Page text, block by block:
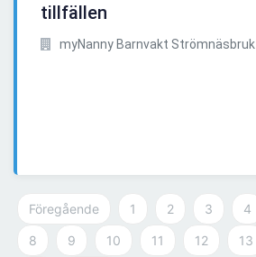
tillfällen
myNanny Barnvakt Strömnäsbruk
Föregående 1 2 3 4
8 9 10 11 12 13